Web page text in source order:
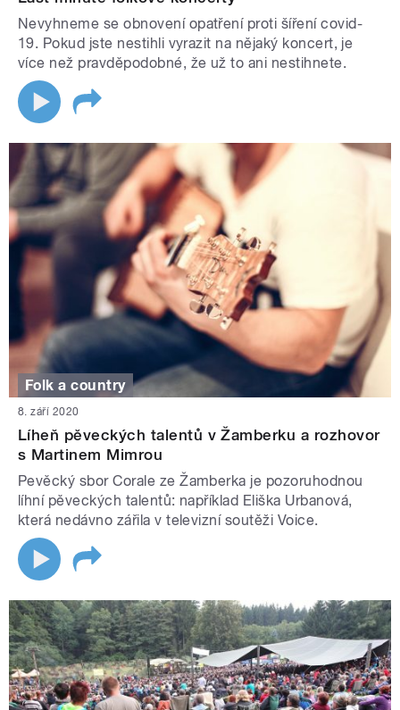
Nevyhneme se obnovení opatření proti šíření covid-
19. Pokud jste nestihli vyrazit na nějaký koncert, je
více než pravděpodobné, že už to ani nestihnete.
Folk a country
8. září 2020
Líheň pěveckých talentů v Žamberku a rozhovor
s Martinem Mimrou
Pevěcký sbor Corale ze Žamberka je pozoruhodnou
líhní pěveckých talentů: například Eliška Urbanová,
která nedávno zářila v televizní soutěži Voice.